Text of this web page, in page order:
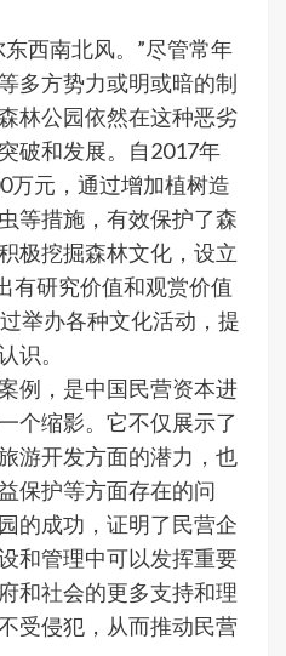
西南北风。”尽管常年
多方势力或明或暗的制
林公园依然在这种恶劣
破和发展。自2017年
万元，通过增加植树造
等措施，有效保护了森
极挖掘森林文化，设立
有研究价值和观赏价值
举办各种文化活动，提
识。
例，是中国民营资本进
个缩影。它不仅展示了
游开发方面的潜力，也
保护等方面存在的问
的成功，证明了民营企
和管理中可以发挥重要
和社会的更多支持和理
受侵犯，从而推动民营